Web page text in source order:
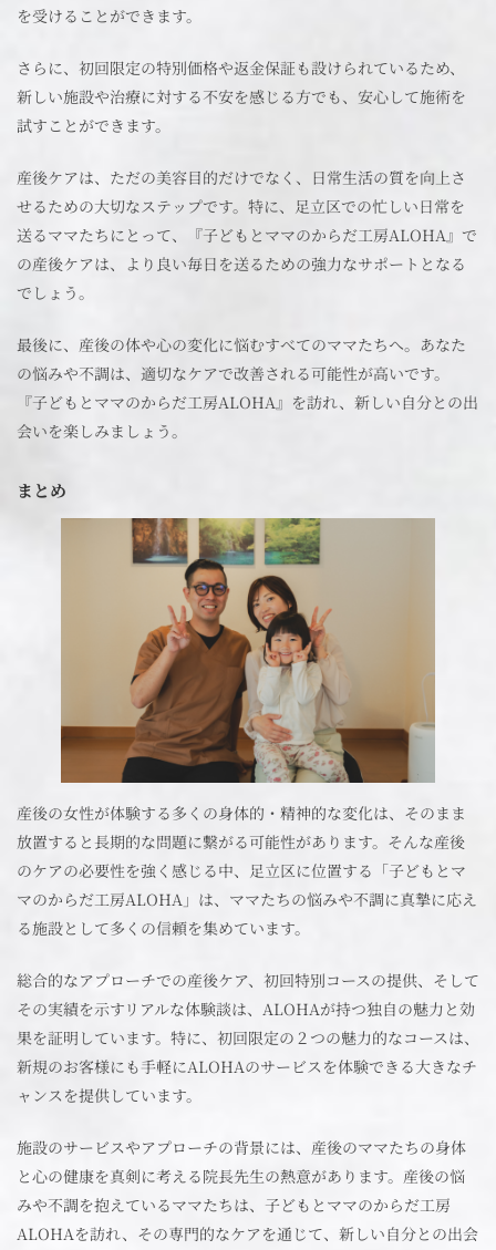
を受けることができます。
さらに、初回限定の特別価格や返金保証も設けられているため、
新しい施設や治療に対する不安を感じる方でも、安心して施術を
試すことができます。
産後ケアは、ただの美容目的だけでなく、日常生活の質を向上さ
せるための大切なステップです。特に、足立区での忙しい日常を
送るママたちにとって、『子どもとママのからだ工房ALOHA』で
の産後ケアは、より良い毎日を送るための強力なサポートとなる
でしょう。
最後に、産後の体や心の変化に悩むすべてのママたちへ。あなた
の悩みや不調は、適切なケアで改善される可能性が高いです。
『子どもとママのからだ工房ALOHA』を訪れ、新しい自分との出
会いを楽しみましょう。
まとめ
産後の女性が体験する多くの身体的・精神的な変化は、そのまま
放置すると長期的な問題に繋がる可能性があります。そんな産後
のケアの必要性を強く感じる中、足立区に位置する「子どもとマ
マのからだ工房ALOHA」は、ママたちの悩みや不調に真摯に応え
る施設として多くの信頼を集めています。
総合的なアプローチでの産後ケア、初回特別コースの提供、そして
その実績を示すリアルな体験談は、ALOHAが持つ独自の魅力と効
果を証明しています。特に、初回限定の２つの魅力的なコースは、
新規のお客様にも手軽にALOHAのサービスを体験できる大きなチ
ャンスを提供しています。
施設のサービスやアプローチの背景には、産後のママたちの身体
と心の健康を真剣に考える院長先生の熱意があります。産後の悩
みや不調を抱えているママたちは、子どもとママのからだ工房
ALOHAを訪れ、その専門的なケアを通じて、新しい自分との出会